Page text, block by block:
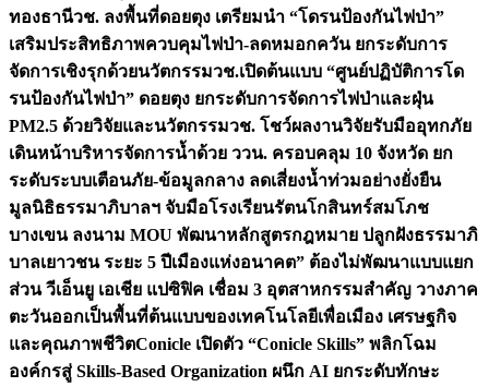
ทองธานีวช. ลงพื้นที่ดอยตุง เตรียมนำ “โดรนป้องกันไฟป่า”
เสริมประสิทธิภาพควบคุมไฟป่า-ลดหมอกควัน ยกระดับการ
จัดการเชิงรุกด้วยนวัตกรรมวช.เปิดต้นแบบ “ศูนย์ปฏิบัติการโด
รนป้องกันไฟป่า” ดอยตุง ยกระดับการจัดการไฟป่าและฝุ่น
PM2.5 ด้วยวิจัยและนวัตกรรมวช. โชว์ผลงานวิจัยรับมืออุทกภัย
เดินหน้าบริหารจัดการน้ำด้วย ววน. ครอบคลุม 10 จังหวัด ยก
ระดับระบบเตือนภัย-ข้อมูลกลาง ลดเสี่ยงน้ำท่วมอย่างยั่งยืน
มูลนิธิธรรมาภิบาลฯ จับมือโรงเรียนรัตนโกสินทร์สมโภช
บางเขน ลงนาม MOU พัฒนาหลักสูตรกฎหมาย ปลูกฝังธรรมาภิ
บาลเยาวชน ระยะ 5 ปีเมืองแห่งอนาคต” ต้องไม่พัฒนาแบบแยก
ส่วน วีเอ็นยู เอเชีย แปซิฟิค เชื่อม 3 อุตสาหกรรมสำคัญ วางภาค
ตะวันออกเป็นพื้นที่ต้นแบบของเทคโนโลยีเพื่อเมือง เศรษฐกิจ
และคุณภาพชีวิตConicle เปิดตัว “Conicle Skills” พลิกโฉม
องค์กรสู่ Skills-Based Organization ผนึก AI ยกระดับทักษะ